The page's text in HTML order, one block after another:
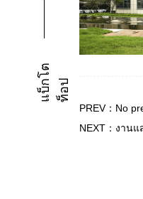
PREV：No
NEXT：งาน
แ
บ็ ก
โ
ต
ท็
อ ป